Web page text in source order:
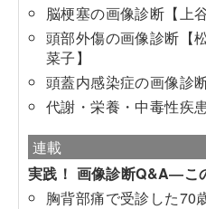
脳梗塞の画像診断【上
頭部外傷の画像診断【
菜子】
頭蓋内感染症の画像診
代謝・栄養・中毒性疾
連載
実践！ 画像診断Q&A―こ
胸背部痛で受診した70